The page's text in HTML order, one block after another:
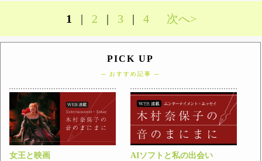
1 | 2 | 3 | 4 次へ>
PICK UP
─ おすすめ記事 ─
女王と映画 AIソフトと私の出会い